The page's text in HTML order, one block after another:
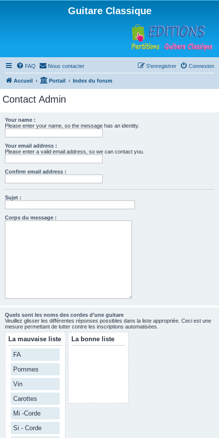
Guitare Classique
FAQ Nous contacter Connexion
S’enregistrer
Accueil Portail Index du forum
Contact Admin
Your name :
Please enter your name, so the message has an identity.
Your email address :
Please enter a valid email address, so we can contact you.
Confirm email address :
Sujet :
Corps du message :
Quels sont les noms des cordes d’une guitare
Veuillez glisser les différentes réponses possibles dans la liste appropriée. Ceci est une
mesure permettant de lutter contre les inscriptions automatisées.
La mauvaise liste
FA
Pommes
Vin
Carottes
Mi -Corde
Si - Corde
La bonne liste